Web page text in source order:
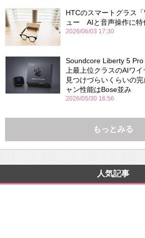
HTCのスマートグラス
ュー AIと音声操作に特
2026/06/03 17:30
Soundcore Liberty 5
上最上位クラスのAIワ
見つけづらいくらいの
ャン性能はBose並み
2026/05/30 16:56
もっとみる
人気記事